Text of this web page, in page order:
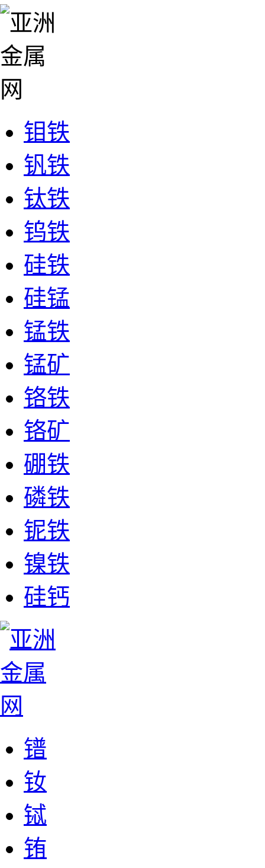
钼铁
钒铁
钛铁
钨铁
硅铁
硅锰
锰铁
锰矿
铬铁
铬矿
硼铁
磷铁
铌铁
镍铁
硅钙
镨
钕
铽
铕